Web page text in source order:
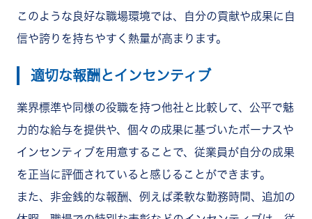
このような良好な職場環境では、自分の貢献や成果に自
信や誇りを持ちやすく熱量が高まります。
適切な報酬とインセンティブ
業界標準や同様の役職を持つ他社と比較して、公平で魅
力的な給与を提供や、個々の成果に基づいたボーナスや
インセンティブを用意することで、従業員が自分の成果
を正当に評価されていると感じることができます。
また、非金銭的な報酬、例えば柔軟な勤務時間、追加の